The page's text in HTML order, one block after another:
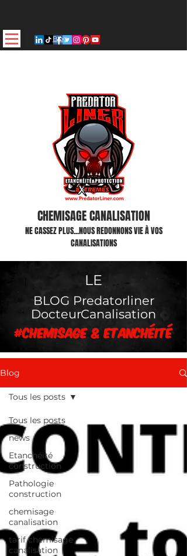
Blog
CHEMISAGE CANALISATION
NE CASSEZ PLUS...NOUS REDONNONS VIE À VOS
CANALISATIONS
LE
BLOG Predatorliner
DocteurCanalisation
#chemisage & Etanchéité
Blog
Tous les posts
news
Etanchéité
construction
Pathologie
construction
chemisage
canalisation
tarif chemisage
canalisation
Tous les posts